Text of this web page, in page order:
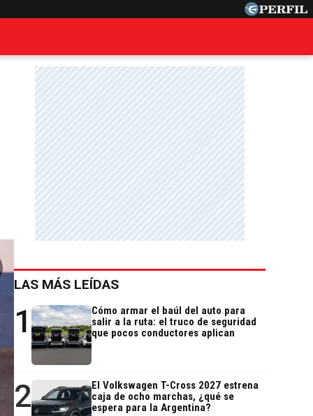
LAS MÁS LEÍDAS
1
Cómo armar el baúl del auto para
salir a la ruta: el truco de seguridad
que pocos conductores aplican
2
El Volkswagen T-Cross 2027 estrena
caja de ocho marchas, ¿qué se
espera para la Argentina?